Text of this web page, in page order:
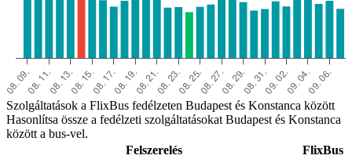
Szolgáltatások a FlixBus fedélzeten Budapest és Konstanca között
Hasonlítsa össze a fedélzeti szolgáltatásokat Budapest és Konstanca
között a bus-vel.
Felszerelés
FlixBus